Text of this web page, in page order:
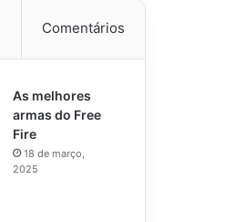
Comentários
As melhores
armas do Free
Fire
18 de março,
2025